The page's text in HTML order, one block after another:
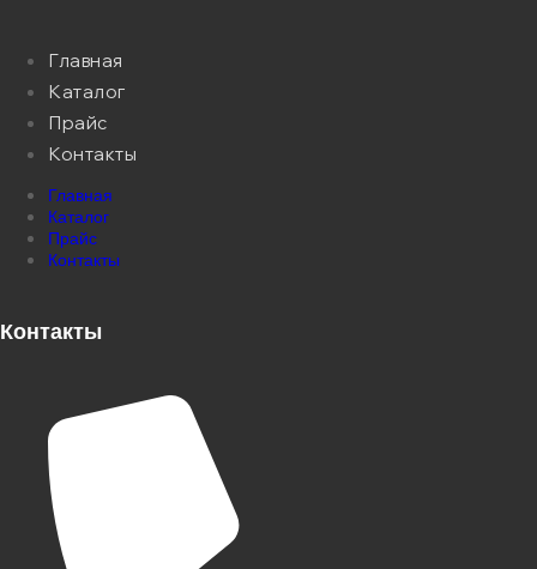
Главная
Каталог
Прайс
Контакты
Главная
Каталог
Прайс
Контакты
Контакты